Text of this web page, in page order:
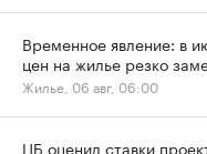
Временное явление: в
цен на жилье резко
Жилье, 06 авг, 06:00
ЦБ оценил ставки